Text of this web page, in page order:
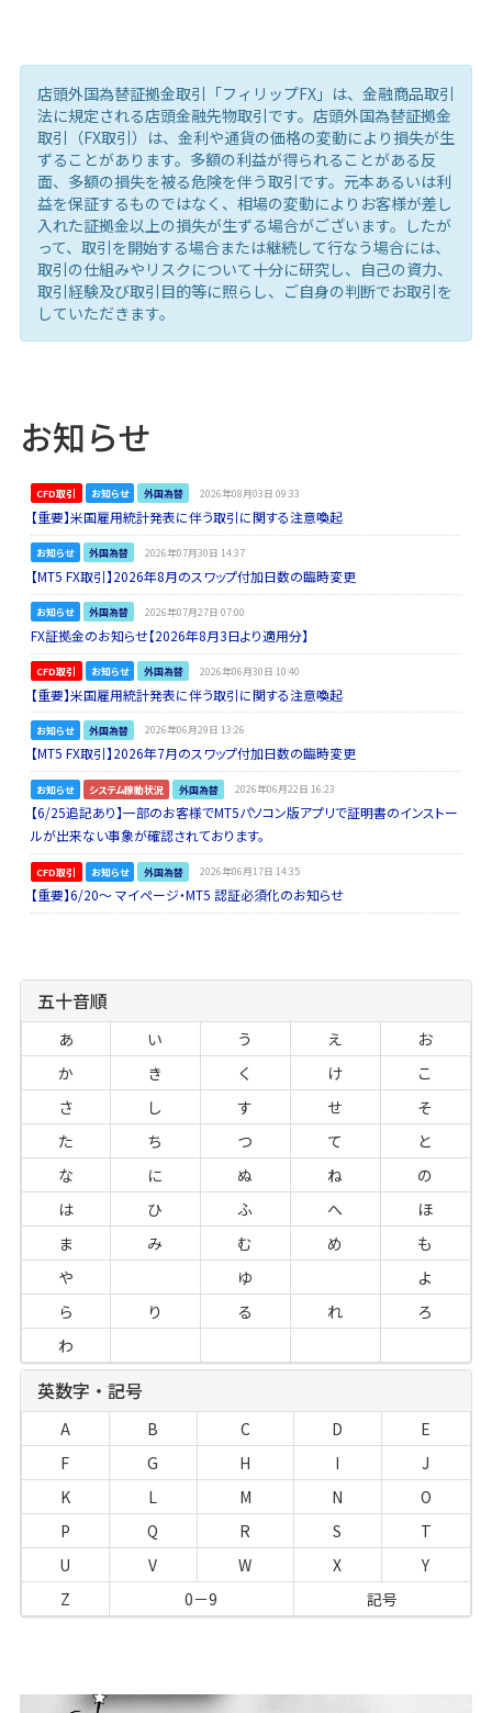
店頭外国為替証拠金取引「フィリップFX」は、金融商品取引
法に規定される店頭金融先物取引です。店頭外国為替証拠金
取引（FX取引）は、金利や通貨の価格の変動により損失が生
ずることがあります。多額の利益が得られることがある反
面、多額の損失を被る危険を伴う取引です。元本あるいは利
益を保証するものではなく、相場の変動によりお客様が差し
入れた証拠金以上の損失が生ずる場合がございます。したが
って、取引を開始する場合または継続して行なう場合には、
取引の仕組みやリスクについて十分に研究し、自己の資力、
取引経験及び取引目的等に照らし、ご自身の判断でお取引を
していただきます。
お知らせ
CFD取引 お知らせ 外国為替 2026年08月03日 09:33
【重要】米国雇用統計発表に伴う取引に関する注意喚起
お知らせ 外国為替 2026年07月30日 14:37
【MT5 FX取引】2026年8月のスワップ付加日数の臨時変更
お知らせ 外国為替 2026年07月27日 07:00
FX証拠金のお知らせ【2026年8月3日より適用分】
CFD取引 お知らせ 外国為替 2026年06月30日 10:40
【重要】米国雇用統計発表に伴う取引に関する注意喚起
お知らせ 外国為替 2026年06月29日 13:26
【MT5 FX取引】2026年7月のスワップ付加日数の臨時変更
お知らせ システム稼動状況 外国為替 2026年06月22日 16:23
【6/25追記あり】一部のお客様でMT5パソコン版アプリで証明書のインストー
ルが出来ない事象が確認されております。
CFD取引 お知らせ 外国為替 2026年06月17日 14:35
【重要】6/20～ マイページ・MT5 認証必須化のお知らせ
五十音順
あ い う え
お
か
き く け
こ
さ
し す せ
そ
た
ち つ て
と
な
に ぬ ね
の
は
ひ ふ へ
ほ
ま
み む め
も
や
ゆ
よ
ら
り る れ
ろ
わ
英数字・記号
A B C D
E
F
G H I
J
K
L M N
O
P
Q R S
T
U
V W X
Y
Z
0－9 記号